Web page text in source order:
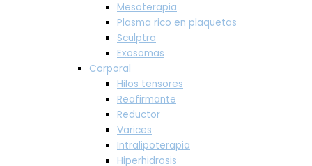
Mesoterapia
Plasma rico en plaquetas
Sculptra
Exosomas
Corporal
Hilos tensores
Reafirmante
Reductor
Varices
Intralipoterapia
Hiperhidrosis